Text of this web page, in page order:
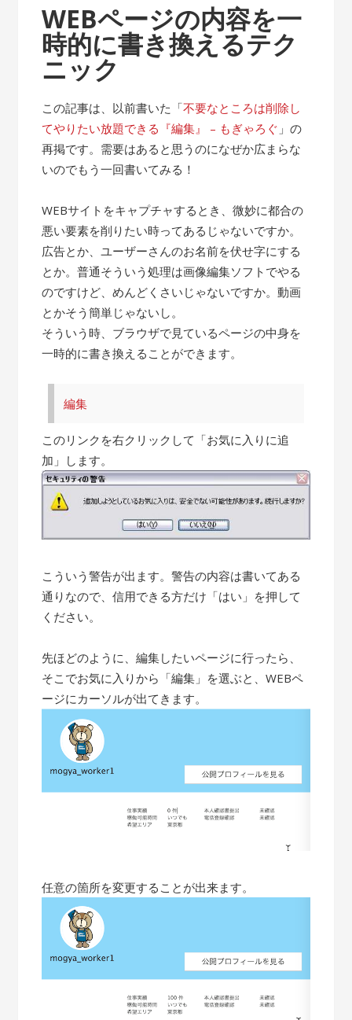
WEBページの内容を一
時的に書き換えるテク
ニック
この記事は、以前書いた「不要なところは削除し
てやりたい放題できる『編集』 – もぎゃろぐ 」の
再掲です。需要はあると思うのになぜか広まらな
いのでもう一回書いてみる！
WEBサイトをキャプチャするとき、微妙に都合の
悪い要素を削りたい時ってあるじゃないですか。
広告とか、ユーザーさんのお名前を伏せ字にする
とか。普通そういう処理は画像編集ソフトでやる
のですけど、めんどくさいじゃないですか。動画
とかそう簡単じゃないし。
そういう時、ブラウザで見ているページの中身を
一時的に書き換えることができます。
編集
このリンクを右クリックして「お気に入りに追
加」します。
こういう警告が出ます。警告の内容は書いてある
通りなので、信用できる方だけ「はい」を押して
ください。
先ほどのように、編集したいページに行ったら、
そこでお気に入りから「編集」を選ぶと、WEBペ
ージにカーソルが出てきます。
任意の箇所を変更することが出来ます。